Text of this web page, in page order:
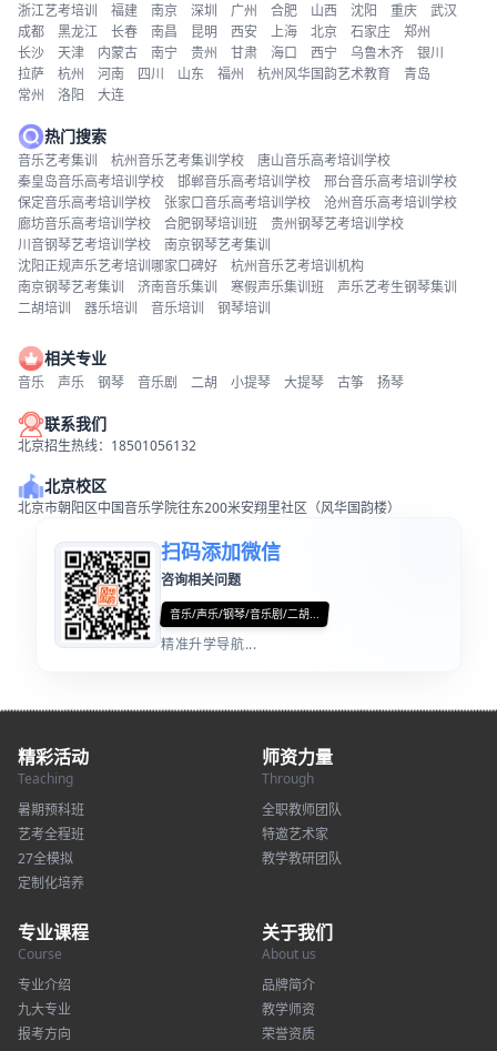
浙江艺考培训 福建 南京 深圳 广州 合肥 山西 沈阳 重庆
武汉
成都
黑龙江 长春 南昌 昆明 西安 上海 北京 石家庄
郑州
长沙
天津 内蒙古 南宁 贵州 甘肃 海口 西宁 乌鲁木齐
银川
拉萨
杭州 河南 四川 山东 福州 杭州风华国韵艺术教育
青岛
常州
洛阳 大连
热门搜索
音乐艺考集训 杭州音乐艺考集训学校
唐山音乐高考培训学校
秦皇岛音乐高考培训学校
邯郸音乐高考培训学校
邢台音乐高考培训学校
保定音乐高考培训学校
张家口音乐高考培训学校
沧州音乐高考培训学校
廊坊音乐高考培训学校
合肥钢琴培训班
贵州钢琴艺考培训学校
川音钢琴艺考培训学校
南京钢琴艺考集训
沈阳正规声乐艺考培训哪家口碑好
杭州音乐艺考培训机构
南京钢琴艺考集训
济南音乐集训 寒假声乐集训班
声乐艺考生钢琴集训
二胡培训
器乐培训 音乐培训 钢琴培训
相关专业
音乐 声乐 钢琴 音乐剧 二胡 小提琴 大提琴 古筝 扬琴
联系我们
北京招生热线：18501056132
北京校区
北京市朝阳区中国音乐学院往东200米安翔里社区（风华国韵楼）
扫码添加微信
咨询相关问题
音乐/声乐/钢琴/音乐剧/二胡...
精准升学导航...
精彩活动
Teaching
暑期预科班
艺考全程班
27全模拟
定制化培养
师资力量
Through
全职教师团队
特邀艺术家
教学教研团队
专业课程
Course
专业介绍
九大专业
报考方向
关于我们
About us
品牌简介
教学师资
荣誉资质